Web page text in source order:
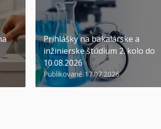
Prihlášky na bakalárske a
inžinierske štúdium 2. kolo do
10.08.2026
Publikované 17.07.2026